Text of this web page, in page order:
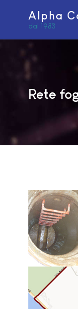
Alpha
dal 1983
Rete